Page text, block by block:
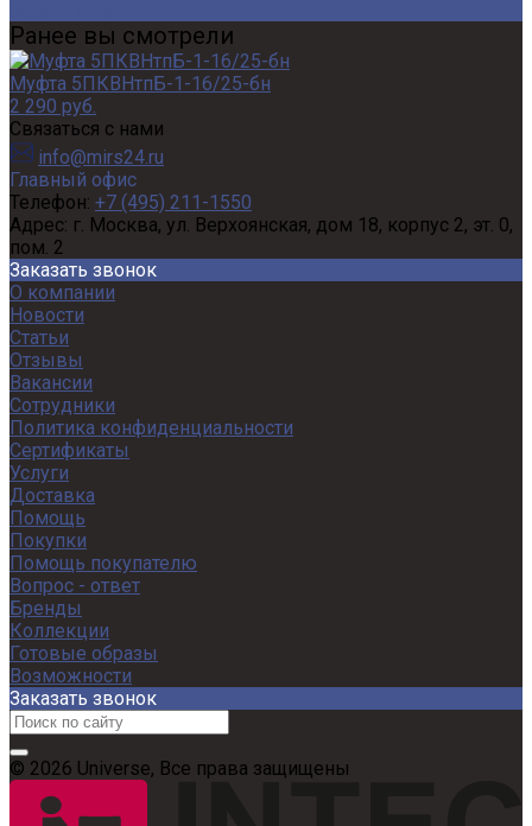
Ранее вы смотрели
Муфта 5ПКВНтпБ-1-16/25-бн
2 290 руб.
Связаться с нами
info@mirs24.ru
Главный офис
Телефон: +7 (495) 211-1550
Адрес: г. Москва, ул. Верхоянская, дом 18, корпус 2, эт. 0,
пом. 2
Заказать звонок
О компании
Новости
Статьи
Отзывы
Вакансии
Сотрудники
Политика конфиденциальности
Сертификаты
Услуги
Доставка
Помощь
Покупки
Помощь покупателю
Вопрос - ответ
Бренды
Коллекции
Готовые образы
Возможности
Заказать звонок
© 2026 Universe, Все права защищены